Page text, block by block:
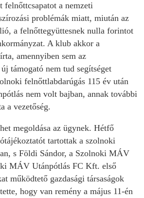
felnőttcsapatot a nemzeti
problémák miatt, miután az
a felnőttegyüttesnek nulla forintot
A klub akkor a
amennyiben sem az
támogató nem tud segítséget
felnőttlabdarúgás 115 év után
nem volt bajban, annak további
a vezetőség.
megoldása az ügynek. Hétfő
tartottak a szolnoki
s Földi Sándor, a Szolnoki MÁV
MÁV Utánpótlás FC Kft. első
működtető gazdasági társaságok
hogy van remény a május 11-én